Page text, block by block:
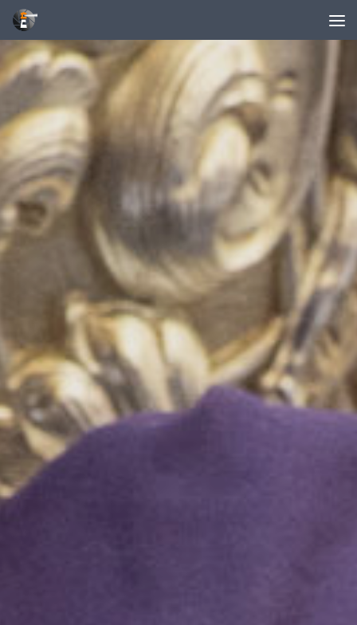
Unter dem Inhalt